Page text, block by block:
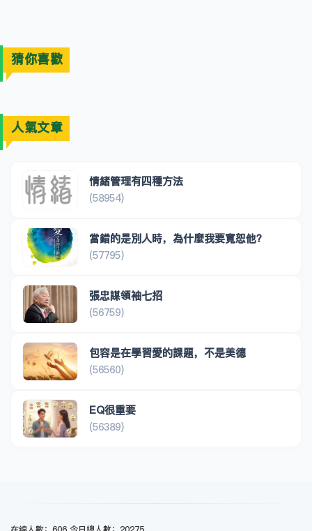
猜你喜歡
人氣文章
情緒管理有四種方法
(58954)
當錯的是別人時，為什麼我要寬恕他？
(57795)
張忠謀領袖七招
(56759)
包容是在學習愛的課題，不是美德
(56560)
EQ很重要
(56389)